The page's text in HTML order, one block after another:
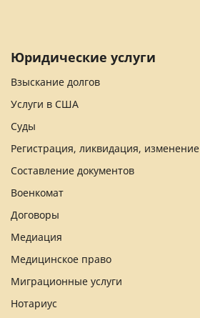
Юридические услуги
Взыскание долгов
Услуги в США
Суды
Регистрация, ликвидация, изменение
Составление документов
Военкомат
Договоры
Медиация
Медицинское право
Миграционные услуги
Нотариус